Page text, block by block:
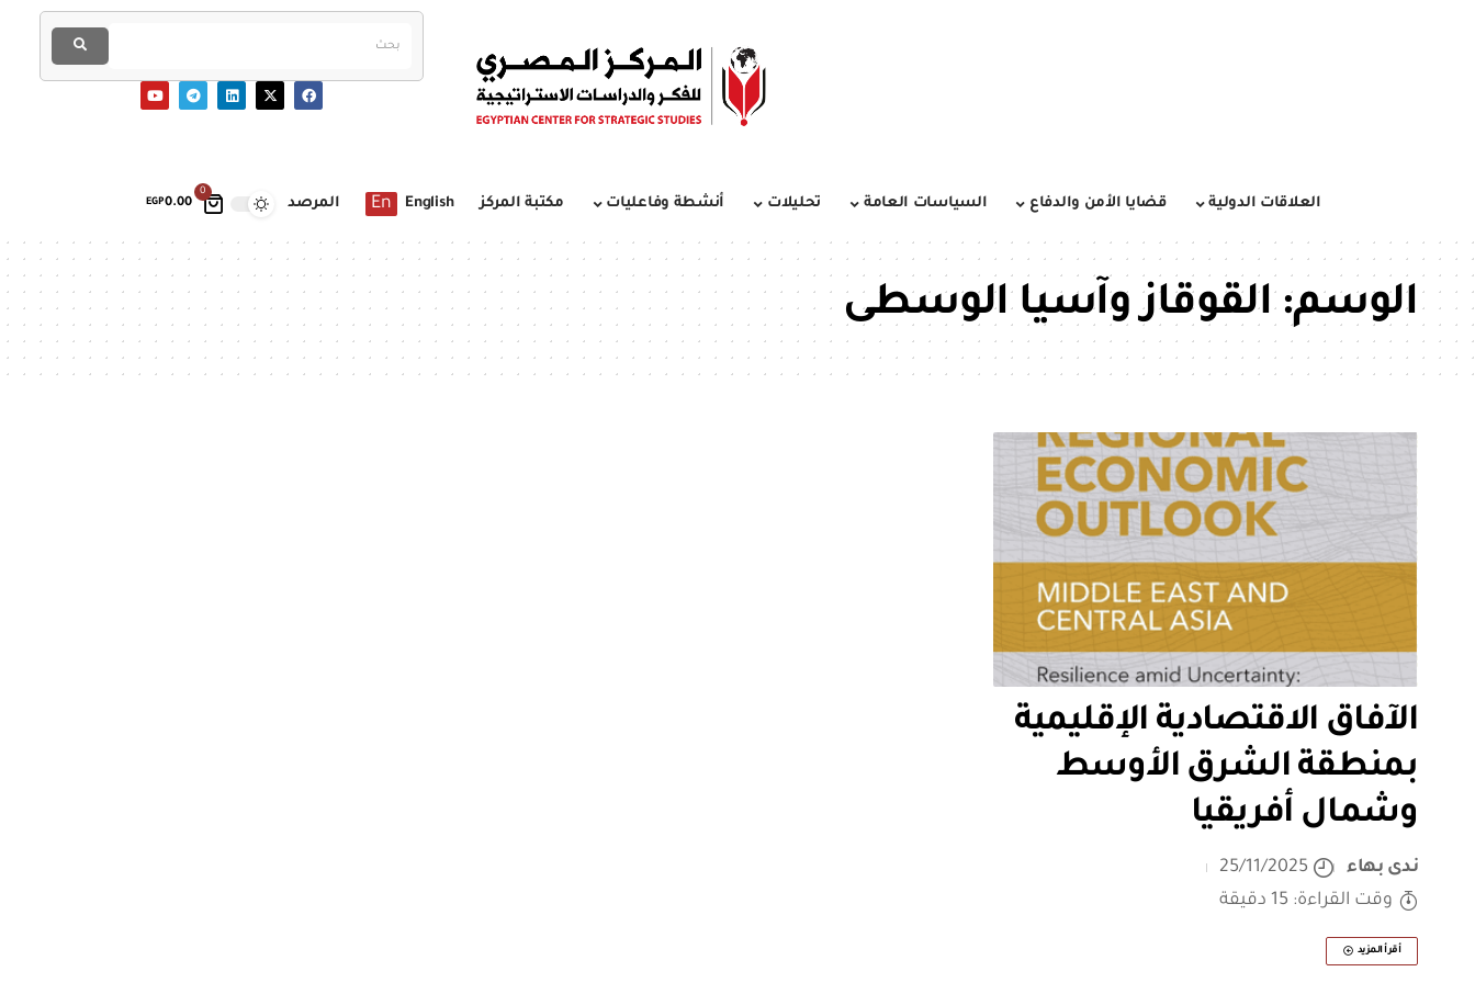
0
EGP0.00 العلاقات الدولية قضايا الأمن والدفاع السياسات العامة تحليلات أنشطة وفاعليات مكتبة المركز English
En المرصد
الوسم:القوقاز وآسيا الوسطى
الآفاق الاقتصادية الإقليمية
بمنطقة الشرق الأوسط
وشمال أفريقيا
ندى بهاء
25/11/2025
وقت القراءة: 15 دقيقة
أقرأ المزيد